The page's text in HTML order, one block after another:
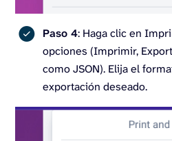
Paso 4: Haga clic en
opciones (Imprimir,
como JSON). Elija el
exportación deseado.